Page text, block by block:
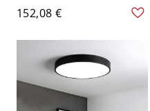
Deckenleuchte, Gold
Messing & Acryl
Deckenmontage - Runden
L 110V-120V
152,08 €